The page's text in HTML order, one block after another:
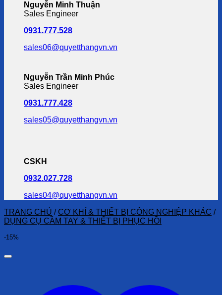
Nguyễn Minh Thuận
Sales Engineer
0931.777.528
sales06@quyetthangvn.vn
Nguyễn Trần Minh Phúc
Sales Engineer
0931.777.428
sales05@quyetthangvn.vn
CSKH
0932.027.728
sales04@quyetthangvn.vn
TRANG CHỦ / CƠ KHÍ & THIẾT BỊ CÔNG NGHIỆP KHÁC /
DỤNG CỤ CẦM TAY & THIẾT BỊ PHỤC HỒI
-15%